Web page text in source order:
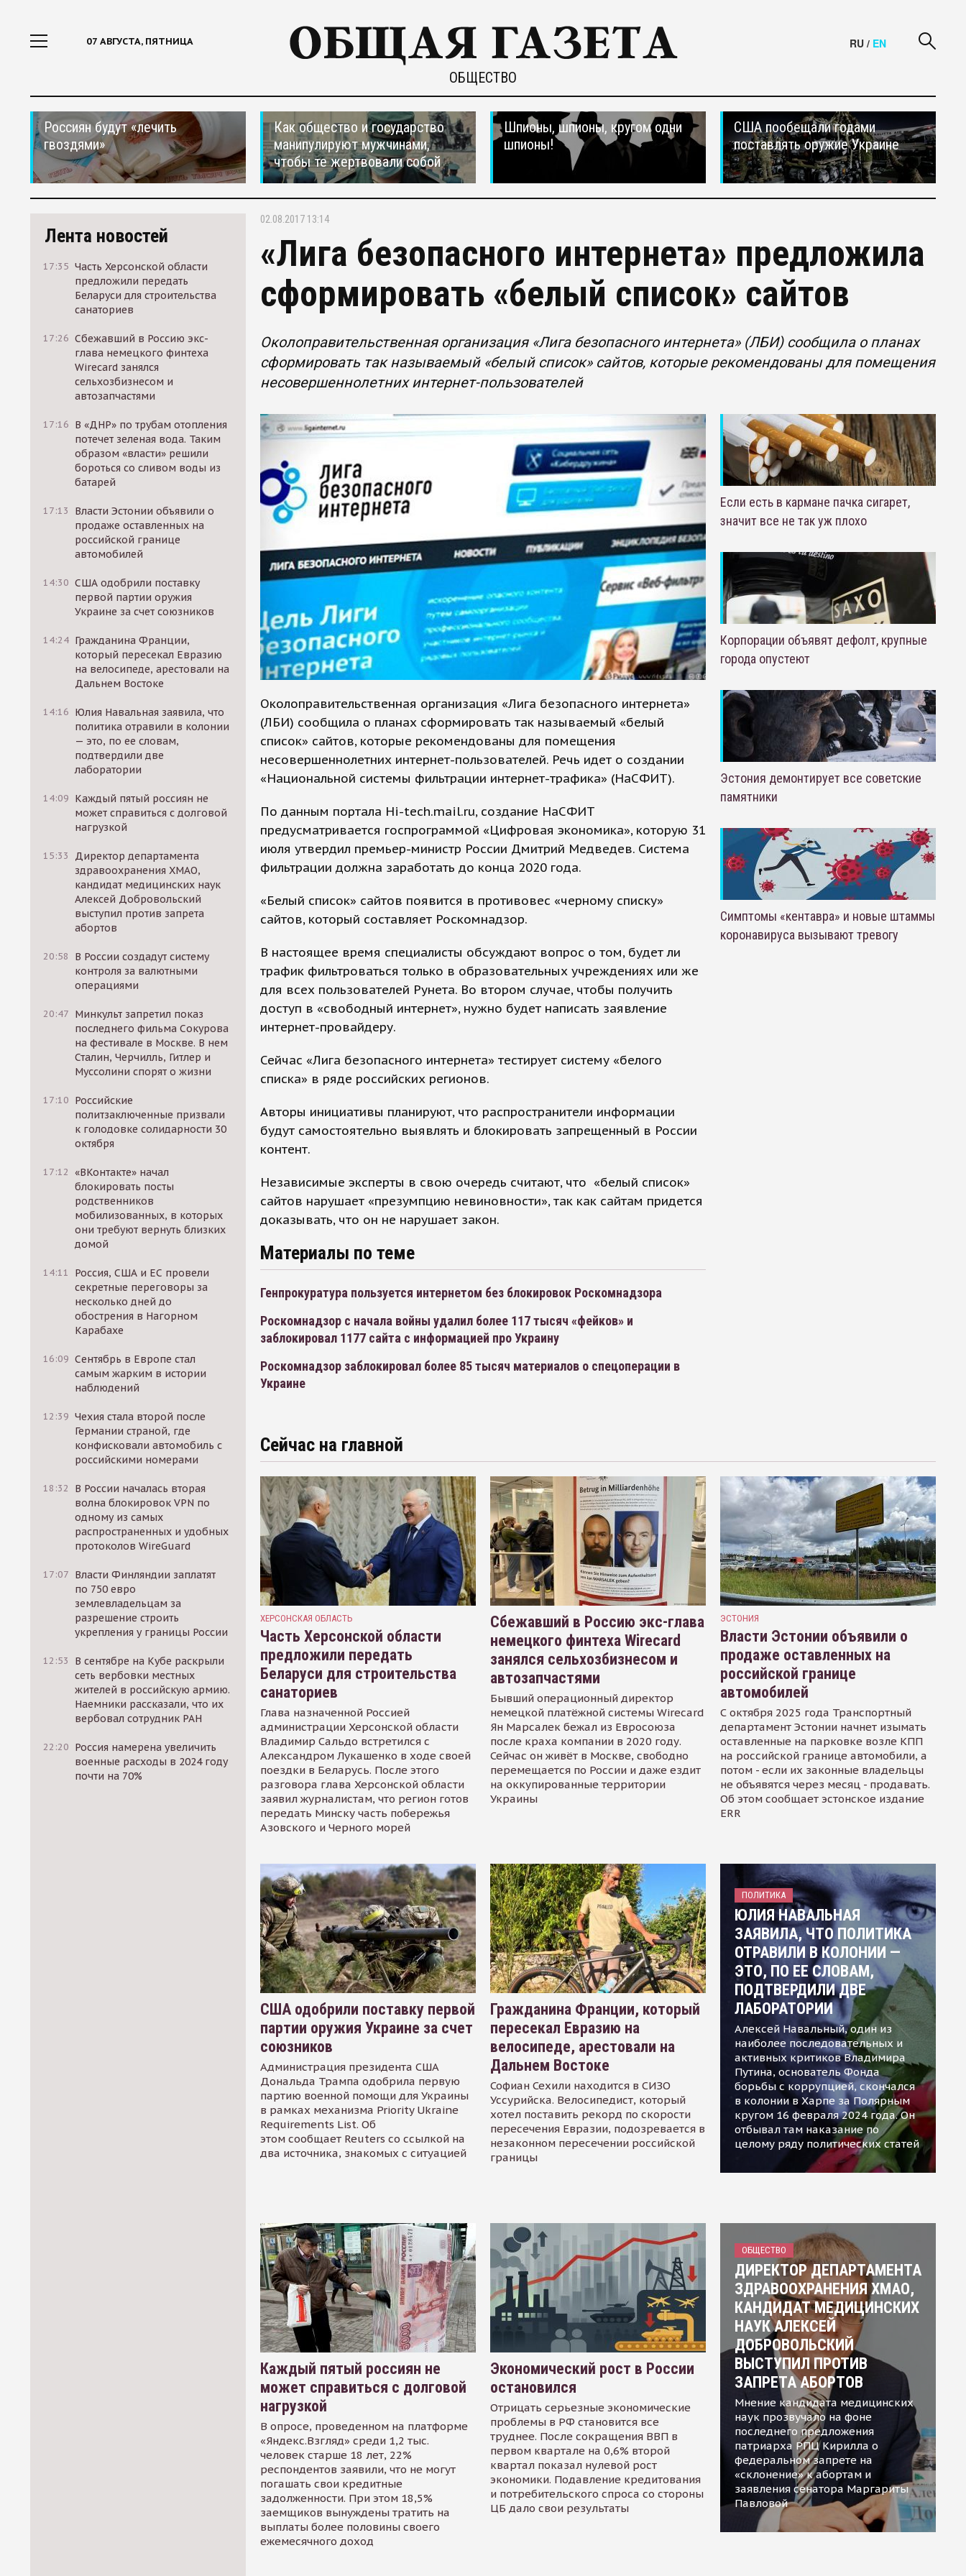
07 АВГУСТА, ПЯТНИЦА
ОБЩЕСТВО
RU / EN
Россиян будут «лечить
гвоздями»
Как общество и государство
манипулируют мужчинами,
чтобы те жертвовали собой
Шпионы, шпионы, кругом одни
шпионы!
США пообещали годами
поставлять оружие Украине
Лента новостей
17:35 Часть Херсонской области
предложили передать
Беларуси для строительства
санаториев
17:26 Сбежавший в Россию экс-
глава немецкого финтеха
Wirecard занялся
сельхозбизнесом и
автозапчастями
17:16 В «ДНР» по трубам отопления
потечет зеленая вода. Таким
образом «власти» решили
бороться со сливом воды из
батарей
17:13
Власти Эстонии объявили о
продаже оставленных на
российской границе
автомобилей
14:30 США одобрили поставку
первой партии оружия
Украине за счет союзников
14:24 Гражданина Франции,
который пересекал Евразию
на велосипеде, арестовали на
Дальнем Востоке
14:16 Юлия Навальная заявила, что
политика отравили в колонии
— это, по ее словам,
подтвердили две
лаборатории
14:09 Каждый пятый россиян не
может справиться с долговой
нагрузкой
15:33
Директор департамента
здравоохранения ХМАО,
кандидат медицинских наук
Алексей Добровольский
выступил против запрета
абортов
20:58
В России создадут систему
контроля за валютными
операциями
20:47 Минкульт запретил показ
последнего фильма Сокурова
на фестивале в Москве. В нем
Сталин, Черчилль, Гитлер и
Муссолини спорят о жизни
17:10 Российские
политзаключенные призвали
к голодовке солидарности 30
октября
17:12 «ВКонтакте» начал
блокировать посты
родственников
мобилизованных, в которых
они требуют вернуть близких
домой
14:11
Россия, США и ЕС провели
секретные переговоры за
несколько дней до
обострения в Нагорном
Карабахе
16:09 Сентябрь в Европе стал
самым жарким в истории
наблюдений
12:39 Чехия стала второй после
Германии страной, где
конфисковали автомобиль с
российскими номерами
18:32
В России началась вторая
волна блокировок VPN по
одному из самых
распространенных и удобных
протоколов WireGuard
17:07 Власти Финляндии заплатят
по 750 евро
землевладельцам за
разрешение строить
укрепления у границы России
12:53
В сентябре на Кубе раскрыли
сеть вербовки местных
жителей в российскую армию.
Наемники рассказали, что их
вербовал сотрудник РАН
22:20 Россия намерена увеличить
военные расходы в 2024 году
почти на 70%
02.08.2017 13:14
«Лига безопасного интернета» предложила
сформировать «белый список» сайтов
Околоправительственная организация «Лига безопасного интернета» (ЛБИ) сообщила о планах
сформировать так называемый «белый список» сайтов, которые рекомендованы для помещения
несовершеннолетних интернет-пользователей
Околоправительственная организация «Лига безопасного интернета»
(ЛБИ) сообщила о планах сформировать так называемый «белый
список» сайтов, которые рекомендованы для помещения
несовершеннолетних интернет-пользователей. Речь идет о создании
«Национальной системы фильтрации интернет-трафика» (НаСФИТ).
По данным портала Hi-tech.mail.ru, создание НаСФИТ
предусматривается госпрограммой «Цифровая экономика», которую 31
июля утвердил премьер-министр России Дмитрий Медведев. Система
фильтрации должна заработать до конца 2020 года.
«Белый список» сайтов появится в противовес «черному списку»
сайтов, который составляет Роскомнадзор.
В настоящее время специалисты обсуждают вопрос о том, будет ли
трафик фильтроваться только в образовательных учреждениях или же
для всех пользователей Рунета. Во втором случае, чтобы получить
доступ в «свободный интернет», нужно будет написать заявление
интернет-провайдеру.
Сейчас «Лига безопасного интернета» тестирует систему «белого
списка» в ряде российских регионов.
Авторы инициативы планируют, что распространители информации
будут самостоятельно выявлять и блокировать запрещенный в России
контент.
Независимые эксперты в свою очередь считают, что «белый список»
сайтов нарушает «презумпцию невиновности», так как сайтам придется
доказывать, что он не нарушает закон.
Материалы по теме
Генпрокуратура пользуется интернетом без блокировок Роскомнадзора
Роскомнадзор с начала войны удалил более 117 тысяч «фейков» и
заблокировал 1177 сайта с информацией про Украину
Роскомнадзор заблокировал более 85 тысяч материалов о спецоперации в
Украине
Если есть в кармане пачка сигарет,
значит все не так уж плохо
Корпорации объявят дефолт, крупные
города опустеют
Эстония демонтирует все советские
памятники
Симптомы «кентавра» и новые штаммы
коронавируса вызывают тревогу
Сейчас на главной
ХЕРСОНСКАЯ ОБЛАСТЬ
Часть Херсонской области
предложили передать
Беларуси для строительства
санаториев
Глава назначенной Россией
администрации Херсонской области
Владимир Сальдо встретился с
Александром Лукашенко в ходе своей
поездки в Беларусь. После этого
разговора глава Херсонской области
заявил журналистам, что регион готов
передать Минску часть побережья
Азовского и Черного морей
Сбежавший в Россию экс-глава
немецкого финтеха Wirecard
занялся сельхозбизнесом и
автозапчастями
Бывший операционный директор
немецкой платёжной системы Wirecard
Ян Марсалек бежал из Евросоюза
после краха компании в 2020 году.
Сейчас он живёт в Москве, свободно
перемещается по России и даже ездит
на оккупированные территории
Украины
ЭСТОНИЯ
Власти Эстонии объявили о
продаже оставленных на
российской границе
автомобилей
С октября 2025 года Транспортный
департамент Эстонии начнет изымать
оставленные на парковке возле КПП
на российской границе автомобили, а
потом - если их законные владельцы
не объявятся через месяц - продавать.
Об этом сообщает эстонское издание
ERR
США одобрили поставку первой
партии оружия Украине за счет
союзников
Администрация президента США
Дональда Трампа одобрила первую
партию военной помощи для Украины
в рамках механизма Priority Ukraine
Requirements List. Об
этом сообщает Reuters со ссылкой на
два источника, знакомых с ситуацией
Гражданина Франции, который
пересекал Евразию на
велосипеде, арестовали на
Дальнем Востоке
Софиан Сехили находится в СИЗО
Уссурийска. Велосипедист, который
хотел поставить рекорд по скорости
пересечения Евразии, подозревается в
незаконном пересечении российской
границы
ПОЛИТИКА
ЮЛИЯ НАВАЛЬНАЯ
ЗАЯВИЛА, ЧТО ПОЛИТИКА
ОТРАВИЛИ В КОЛОНИИ —
ЭТО, ПО ЕЕ СЛОВАМ,
ПОДТВЕРДИЛИ ДВЕ
ЛАБОРАТОРИИ
Алексей Навальный, один из
наиболее последовательных и
активных критиков Владимира
Путина, основатель Фонда
борьбы с коррупцией, скончался
в колонии в Харпе за Полярным
кругом 16 февраля 2024 года. Он
отбывал там наказание по
целому ряду политических статей
Каждый пятый россиян не
может справиться с долговой
нагрузкой
В опросе, проведенном на платформе
«Яндекс.Взгляд» среди 1,2 тыс.
человек старше 18 лет, 22%
респондентов заявили, что не могут
погашать свои кредитные
задолженности. При этом 18,5%
заемщиков вынуждены тратить на
выплаты более половины своего
ежемесячного доход
Экономический рост в России
остановился
Отрицать серьезные экономические
проблемы в РФ становится все
труднее. После сокращения ВВП в
первом квартале на 0,6% второй
квартал показал нулевой рост
экономики. Подавление кредитования
и потребительского спроса со стороны
ЦБ дало свои результаты
ОБЩЕСТВО
ДИРЕКТОР ДЕПАРТАМЕНТА
ЗДРАВООХРАНЕНИЯ ХМАО,
КАНДИДАТ МЕДИЦИНСКИХ
НАУК АЛЕКСЕЙ
ДОБРОВОЛЬСКИЙ
ВЫСТУПИЛ ПРОТИВ
ЗАПРЕТА АБОРТОВ
Мнение кандидата медицинских
наук прозвучало на фоне
последнего предложения
патриарха РПЦ Кирилла о
федеральном запрете на
«склонение» к абортам и
заявления сенатора Маргариты
Павловой